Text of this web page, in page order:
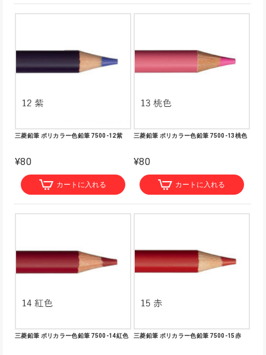
三菱鉛筆 ポリカラー色鉛筆 7500-12紫
¥80
カートに入れる
三菱鉛筆 ポリカラー色鉛筆 7500-13桃色
¥80
カートに入れる
三菱鉛筆 ポリカラー色鉛筆 7500-14紅色 三菱鉛筆 ポリカラー色鉛筆 7500-15赤